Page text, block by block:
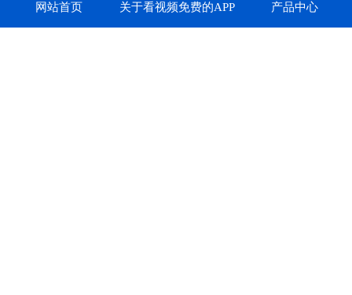
网站首页 关于看视频免费的APP 产品中心